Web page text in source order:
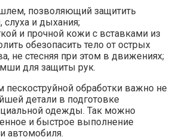
позволяющий защитить
слуха и дыхания;
и прочной кожи с вставками из
обезопасить тело от острых
не стесняя при этом в движениях;
для защиты рук.
обработки важно не
детали в подготовке
одежды. Так можно
и быстрое выполнение
автомобиля.